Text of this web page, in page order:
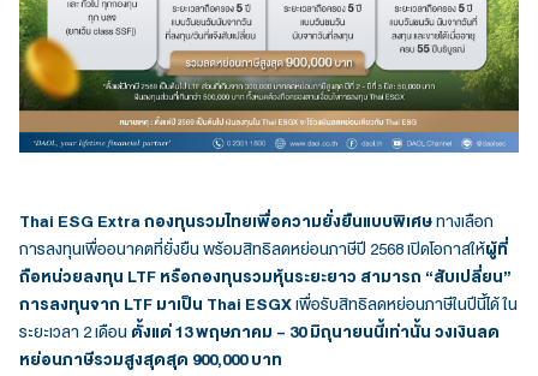
Thai ESG Extra กองทุนรวมไทยเพื่อความยั่งยืนแบบพิเศษทางเลือก
การลงทุนเพื่ออนาคตที่ยั่งยืน พร้อมสิทธิลดหย่อนภาษีปี 2568 เปิดโอกาสให้ผู้ที่
ถือหน่วยลงทุน LTF หรือกองทุนรวมหุ้นระยะยาว สามารถ “สับเปลี่ยน”
การลงทุนจาก LTF มาเป็น Thai ESGXเพื่อรับสิทธิลดหย่อนภาษีในปีนี้ได้ ใน
ระยะเวลา 2 เดือน ตั้งแต่ 13 พฤษภาคม - 30 มิถุนายนนี้เท่านั้น วงเงินลด
หย่อนภาษีรวมสูงสุดสุด 900,000 บาท